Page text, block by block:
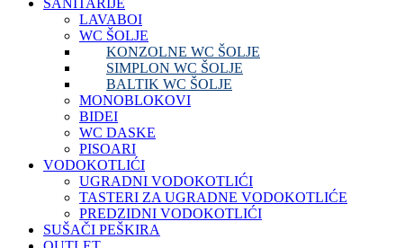
SANITARIJE
LAVABOI
WC ŠOLJE
KONZOLNE WC ŠOLJE
SIMPLON WC ŠOLJE
BALTIK WC ŠOLJE
MONOBLOKOVI
BIDEI
WC DASKE
PISOARI
VODOKOTLIĆI
UGRADNI VODOKOTLIĆI
TASTERI ZA UGRADNE VODOKOTLIĆE
PREDZIDNI VODOKOTLIĆI
SUŠAČI PEŠKIRA